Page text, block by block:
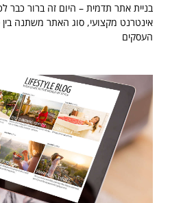
בניית אתר תדמית – היום זה ברור כבר
אינטרנט מקצועי, סוג האתר משתנה
העסקים